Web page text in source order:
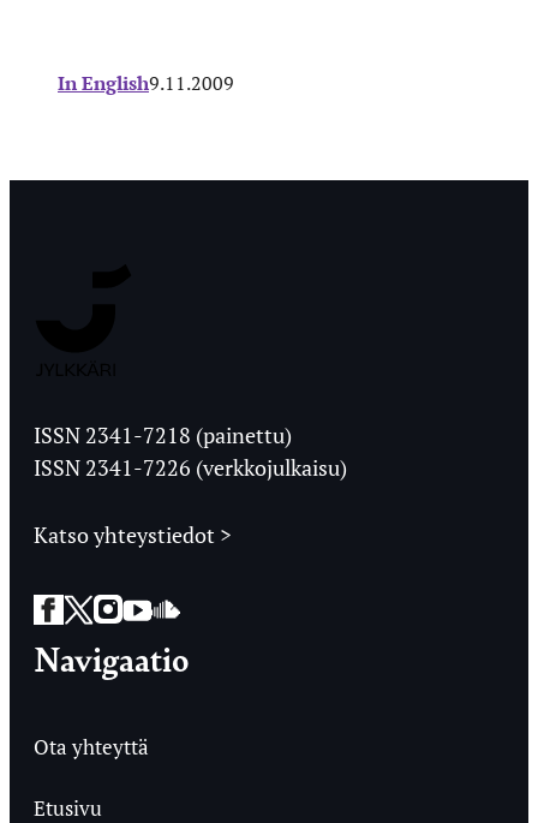
In English9.11.2009
Ylioppilaslehti
ISSN 2341-7218 (painettu)
ISSN 2341-7226 (verkkojulkaisu)
Katso yhteystiedot >
Facebook
Twitter
Instagram
YouTube
SoundCloud
Navigaatio
Ota yhteyttä
Etusivu